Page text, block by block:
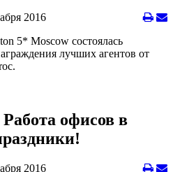
2016
5* Moscow состоялась
лучших агентов от
офисов в
2016